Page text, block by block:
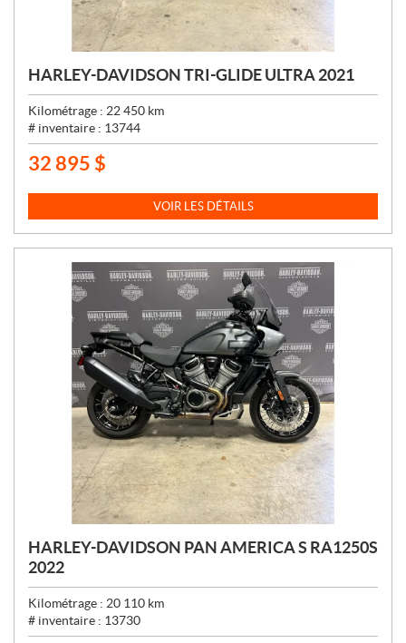
HARLEY-DAVIDSON TRI-GLIDE ULTRA 2021
Kilométrage : 22 450 km
# inventaire : 13744
P
X
32 895 $
VOIR LES DÉTAILS
HARLEY-DAVIDSON PAN AMERICA S RA1250S
2022
Kilométrage : 20 110 km
# inventaire : 13730